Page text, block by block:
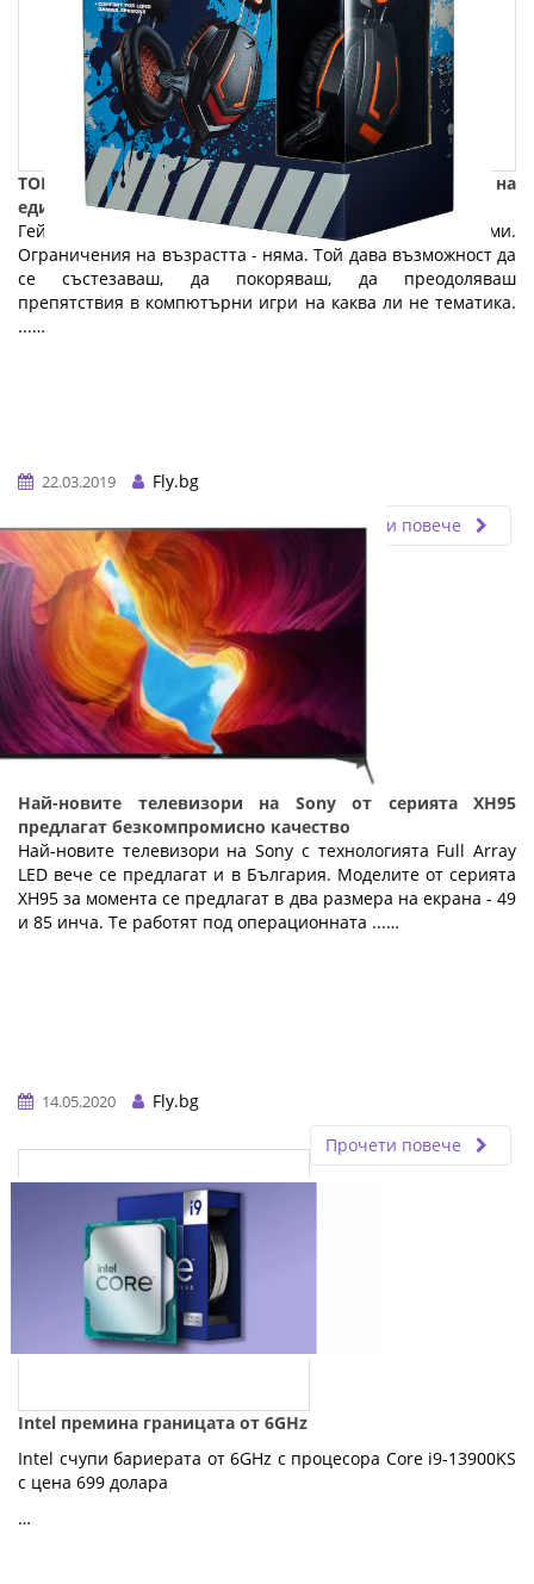
ТОП 6 гейминг компютри и аксесоари - За сърцето на
един геймър: Част 1
Геймингът е увлечение, спорт за малки и големи.
Ограничения на възрастта - няма. Той дава възможност да
се състезаваш, да покоряваш, да преодоляваш
препятствия в компютърни игри на каква ли не тематика.
...…
22.03.2019
Fly.bg
Прочети повече
Най-новите телевизори на Sony от серията XH95
предлагат безкомпромисно качество
Най-новите телевизори на Sony с технологията Full Array
LED вече се предлагат и в България. Моделите от серията
XH95 за момента се предлагат в два размера на екрана - 49
и 85 инча. Те работят под операционната ...…
14.05.2020
Fly.bg
Прочети повече
Intel премина границата от 6GHz
Intel счупи бариерата от 6GHz с процесора Core i9-13900KS
с цена 699 долара
…